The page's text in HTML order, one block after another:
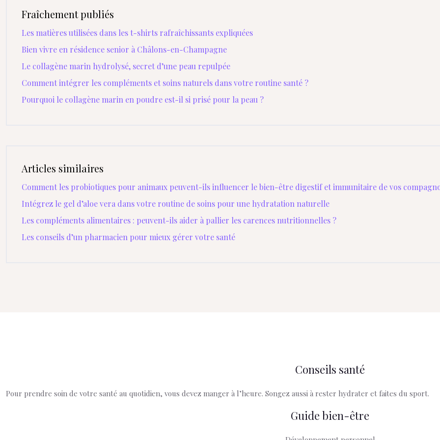
Fraîchement publiés
Les matières utilisées dans les t-shirts rafraîchissants expliquées
Bien vivre en résidence senior à Châlons-en-Champagne
Le collagène marin hydrolysé, secret d’une peau repulpée
Comment intégrer les compléments et soins naturels dans votre routine santé ?
Pourquoi le collagène marin en poudre est-il si prisé pour la peau ?
Articles similaires
Comment les probiotiques pour animaux peuvent-ils influencer le bien-être digestif et immunitaire de vos
Intégrez le gel d’aloe vera dans votre routine de soins pour une hydratation naturelle
Les compléments alimentaires : peuvent-ils aider à pallier les carences nutritionnelles ?
Les conseils d’un pharmacien pour mieux gérer votre santé
Conseils santé
Pour prendre soin de votre santé au quotidien, vous devez manger à l’heure. Songez aussi à rester hydrater et faites du sport.
Guide bien-être